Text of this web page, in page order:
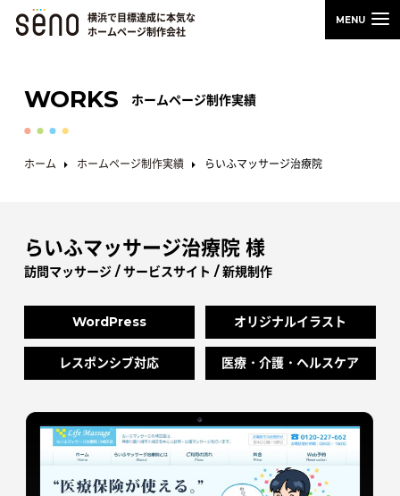
横浜で目標達成に本気な
ホームページ制作会社
WORKS ホームページ制作実績
ホーム ホームページ制作実績 らいふマッサージ治療院
らいふマッサージ治療院 様
訪問マッサージ / サービスサイト / 新規制作
WordPress オリジナルイラスト
レスポンシブ対応 医療・介護・ヘルスケア